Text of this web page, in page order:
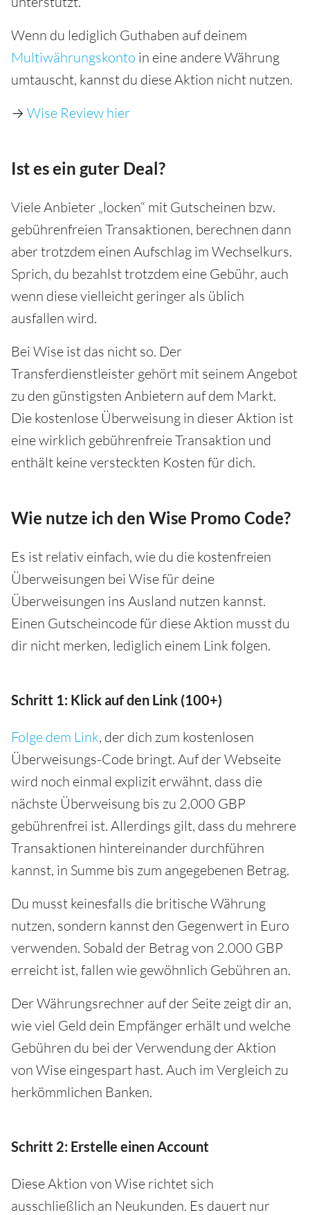
Wenn du lediglich Guthaben auf deinem
Multiwährungskonto in eine andere Währung
umtauscht, kannst du diese Aktion nicht nutzen.
→ Wise Review hier
Ist es ein guter Deal?
Viele Anbieter „locken“ mit Gutscheinen bzw.
gebührenfreien Transaktionen, berechnen dann
aber trotzdem einen Aufschlag im Wechselkurs.
Sprich, du bezahlst trotzdem eine Gebühr, auch
wenn diese vielleicht geringer als üblich
ausfallen wird.
Bei Wise ist das nicht so. Der
Transferdienstleister gehört mit seinem Angebot
zu den günstigsten Anbietern auf dem Markt.
Die kostenlose Überweisung in dieser Aktion ist
eine wirklich gebührenfreie Transaktion und
enthält keine versteckten Kosten für dich.
Wie nutze ich den Wise Promo Code?
Es ist relativ einfach, wie du die kostenfreien
Überweisungen bei Wise für deine
Überweisungen ins Ausland nutzen kannst.
Einen Gutscheincode für diese Aktion musst du
dir nicht merken, lediglich einem Link folgen.
Schritt 1: Klick auf den Link (100+)
Folge dem Link, der dich zum kostenlosen
Überweisungs-Code bringt. Auf der Webseite
wird noch einmal explizit erwähnt, dass die
nächste Überweisung bis zu 2.000 GBP
gebührenfrei ist. Allerdings gilt, dass du mehrere
Transaktionen hintereinander durchführen
kannst, in Summe bis zum angegebenen Betrag.
Du musst keinesfalls die britische Währung
nutzen, sondern kannst den Gegenwert in Euro
verwenden. Sobald der Betrag von 2.000 GBP
erreicht ist, fallen wie gewöhnlich Gebühren an.
Der Währungsrechner auf der Seite zeigt dir an,
wie viel Geld dein Empfänger erhält und welche
Gebühren du bei der Verwendung der Aktion
von Wise eingespart hast. Auch im Vergleich zu
herkömmlichen Banken.
Schritt 2: Erstelle einen Account
Diese Aktion von Wise richtet sich
ausschließlich an Neukunden. Es dauert nur